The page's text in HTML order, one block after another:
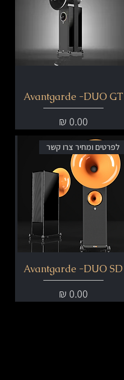
Avantgarde -DUO GT
מחיר
לפרטים ומחיר צרו קשר
Avantgarde -DUO SD
מחיר